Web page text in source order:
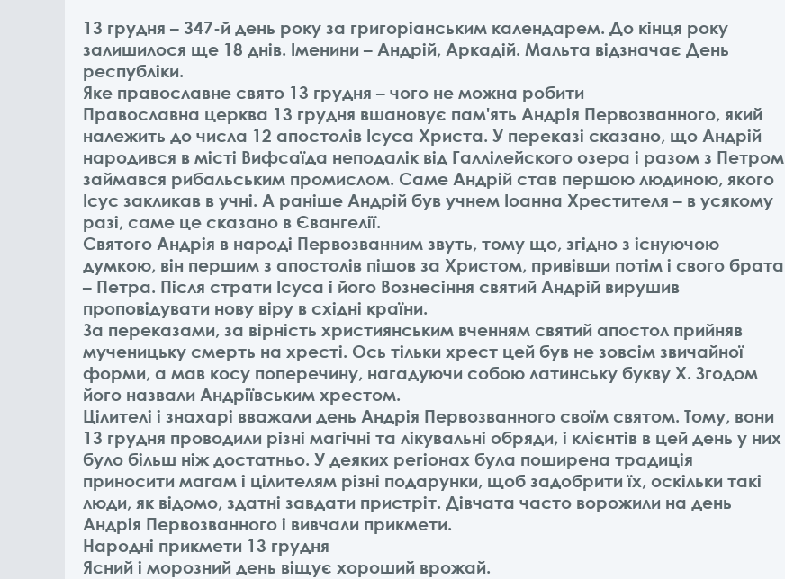
13 грудня – 347-й день року за григоріанським календарем. До кінця року
залишилося ще 18 днів. Іменини – Андрій, Аркадій. Мальта відзначає День
республіки.
Яке православне свято 13 грудня – чого не можна робити
Православна церква 13 грудня вшановує пам'ять Андрія Первозванного, який
належить до числа 12 апостолів Ісуса Христа. У переказі сказано, що Андрій
народився в місті Вифсаїда неподалік від Галлілейского озера і разом з Петром
займався рибальським промислом. Саме Андрій став першою людиною, якого
Ісус закликав в учні. А раніше Андрій був учнем Іоанна Хрестителя – в усякому
разі, саме це сказано в Євангелії.
Святого Андрія в народі Первозванним звуть, тому що, згідно з існуючою
думкою, він першим з апостолів пішов за Христом, привівши потім і свого брата
– Петра. Після страти Ісуса і його Вознесіння святий Андрій вирушив
проповідувати нову віру в східні країни.
За переказами, за вірність християнським вченням святий апостол прийняв
мученицьку смерть на хресті. Ось тільки хрест цей був не зовсім звичайної
форми, а мав косу поперечину, нагадуючи собою латинську букву X. Згодом
його назвали Андріївським хрестом.
Цілителі і знахарі вважали день Андрія Первозванного своїм святом. Тому, вони
13 грудня проводили різні магічні та лікувальні обряди, і клієнтів в цей день у них
було більш ніж достатньо. У деяких регіонах була поширена традиція
приносити магам і цілителям різні подарунки, щоб задобрити їх, оскільки такі
люди, як відомо, здатні завдати пристріт. Дівчата часто ворожили на день
Андрія Первозванного і вивчали прикмети.
Народні прикмети 13 грудня
Ясний і морозний день віщує хороший врожай.